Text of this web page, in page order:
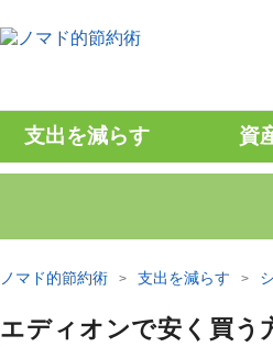
支出を減らす 資
ノマド的節約術 支出を減らす
エディオンで安く買う